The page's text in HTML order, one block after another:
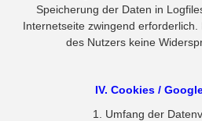
Speicherung der Daten in
Internetseite zwingend
des Nutzers keine
IV. Cookies /
1. Umfang der